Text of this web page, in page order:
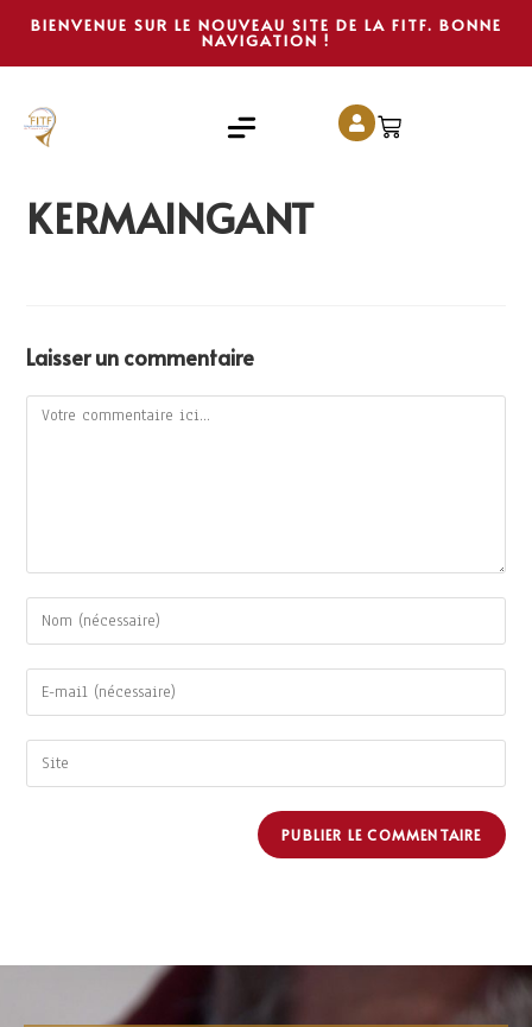
BIENVENUE SUR LE NOUVEAU SITE DE LA FITF. BONNE
NAVIGATION !
KERMAINGANT
Laisser un commentaire